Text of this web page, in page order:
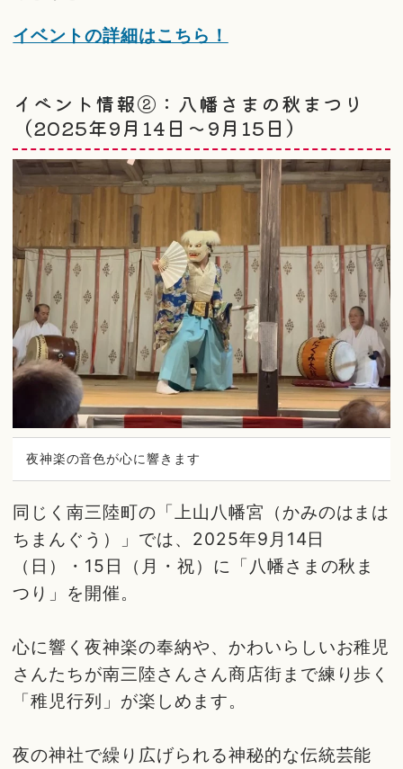
イベントの詳細はこちら！
イベント情報②：八幡さまの秋まつり
（2025年9月14日～9月15日）
夜神楽の音色が心に響きます
同じく南三陸町の「上山八幡宮（かみのはまは
ちまんぐう）」では、2025年9月14日
（日）・15日（月・祝）に「八幡さまの秋ま
つり」を開催。
心に響く夜神楽の奉納や、かわいらしいお稚児
さんたちが南三陸さんさん商店街まで練り歩く
「稚児行列」が楽しめます。
夜の神社で繰り広げられる神秘的な伝統芸能